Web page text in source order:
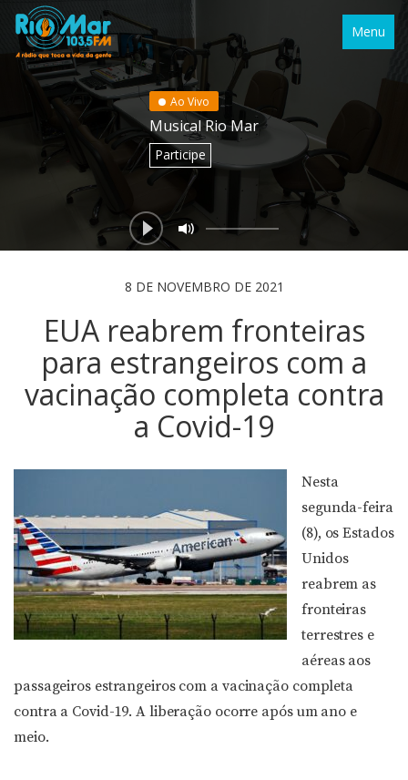
Menu
Ao Vivo
Musical Rio Mar
Participe
8 DE NOVEMBRO DE 2021
EUA reabrem fronteiras
para estrangeiros com a
vacinação completa contra
a Covid-19
Nesta
segunda-feira
(8), os Estados
Unidos
reabrem as
fronteiras
terrestres e
aéreas aos
passageiros estrangeiros com a vacinação completa
contra a Covid-19. A liberação ocorre após um ano e
meio.